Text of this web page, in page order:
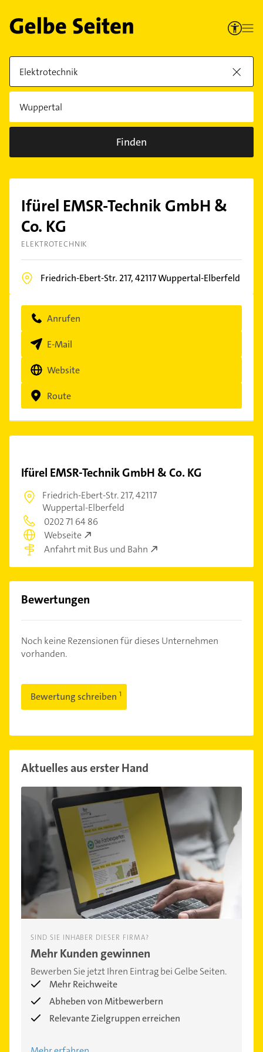
Finden
Ifürel EMSR-Technik GmbH &
Co. KG
ELEKTROTECHNIK
Friedrich-Ebert-Str. 217,42117Wuppertal-Elberfeld
Anrufen
E-Mail
Website
Route
Ifürel EMSR-Technik GmbH & Co. KG
Friedrich-Ebert-Str. 217,42117
Wuppertal-Elberfeld
0202 71 64 86
Webseite
Anfahrt mit Bus und Bahn
Bewertungen
Noch keine Rezensionen für dieses Unternehmen
vorhanden.
Bewertung schreiben
Aktuelles aus erster Hand
SIND SIE INHABER DIESER FIRMA?
Mehr Kunden gewinnen
Bewerben Sie jetzt Ihren Eintrag bei Gelbe Seiten.
Mehr Reichweite
Abheben von Mitbewerbern
Relevante Zielgruppen erreichen